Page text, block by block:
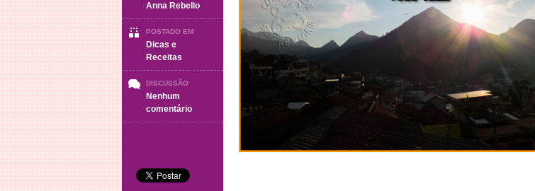
Anna Rebello
POSTADO EM
Dicas e
Receitas
DISCUSSÃO
Nenhum
comentárioem
Boa